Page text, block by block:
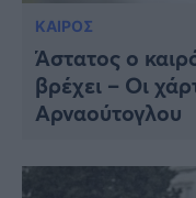
ΚΑΙΡΟΣ
Άστατος ο
βρέχει – Οι
Αρναούτογλου